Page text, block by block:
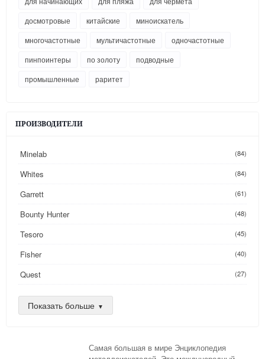
досмотровые
китайские
миноискатель
многочастотные
мультичастотные
одночастотные
пинпоинтеры
по золоту
подводные
промышленные
раритет
ПРОИЗВОДИТЕЛИ
Minelab (84)
Whites (84)
Garrett (61)
Bounty Hunter (48)
Tesoro (45)
Fisher (40)
Quest (27)
Golden Mask
Nokta
Показать больше
Самая большая в мире Энциклопедия